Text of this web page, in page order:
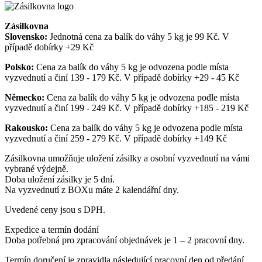
Zásilkovna
Slovensko: Jednotná cena za balík do váhy 5 kg je 99 Kč. V
případě dobírky +29 Kč
Polsko: Cena za balík do váhy 5 kg je odvozena podle místa
vyzvednutí a činí 139 - 179 Kč. V případě dobírky +29 - 45 Kč
Německo: Cena za balík do váhy 5 kg je odvozena podle místa
vyzvednutí a činí 199 - 249 Kč. V případě dobírky +185 - 219 Kč
Rakousko: Cena za balík do váhy 5 kg je odvozena podle místa
vyzvednutí a činí 259 - 279 Kč. V případě dobírky +149 Kč
Zásilkovna umožňuje uložení zásilky a osobní vyzvednutí na vámi
vybrané výdejně.
Doba uložení zásilky je 5 dní.
Na vyzvednutí z BOXu máte 2 kalendářní dny.
Uvedené ceny jsou s DPH.
Expedice a termín dodání
Doba potřebná pro zpracování objednávek je 1 – 2 pracovní dny.
Termín doručení je zpravidla následující pracovní den od předání